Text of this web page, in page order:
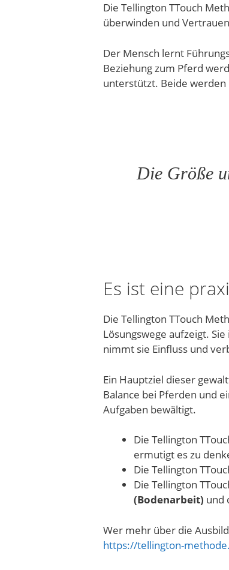
Die Tellington TTouch
überwinden und
Der Mensch lernt
Beziehung zum Pferd
unterstützt. Beide werden
Die Größe
Es ist eine
Die Tellington TTouch
Lösungswege aufzeigt.
nimmt sie Einfluss und
Ein Hauptziel dieser
Balance bei Pferden und
Aufgaben bewältigt.
Die Tellington
ermutigt es zu
Die Tellington
Die Tellington
(Bodenarbeit) und
Wer mehr über die
https://tellington-